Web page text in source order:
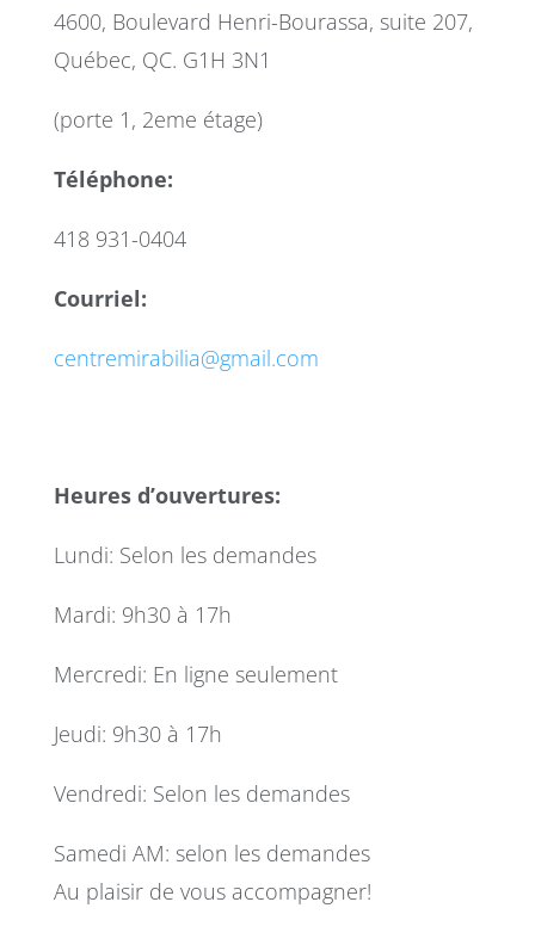
4600, Boulevard Henri-Bourassa, suite 207,
Québec, QC. G1H 3N1
(porte 1, 2eme étage)
Téléphone:
418 931-0404
Courriel:
centremirabilia@gmail.com
Heures d’ouvertures:
Lundi: Selon les demandes
Mardi: 9h30 à 17h
Mercredi: En ligne seulement
Jeudi: 9h30 à 17h
Vendredi: Selon les demandes
Samedi AM: selon les demandes
Au plaisir de vous accompagner!